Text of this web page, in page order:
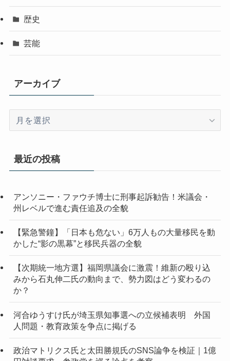
歴史
芸能
アーカイブ
イ
最近の投稿
アンソニー・ファウチ博士に刑事起訴勧告！米議会・
州レベルで進む責任追及の全貌
【緊急警鐘】「日本も危ない」6万人もの大量移民を動
かした“影の黒幕”と移民兵器の全貌
【次期統一地方選】福岡県議会に激震！維新の殴り込
みから石丸伸二氏の動向まで、勢力図はどう変わるの
か？
河合ゆうすけ氏が埼玉県知事選への立候補表明 外国
人問題・教育政策を争点に掲げる
政治マトリクス氏と太田勝規氏のSNS論争を検証｜1億